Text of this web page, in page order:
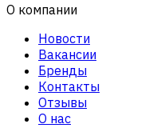
О компании
Новости
Вакансии
Бренды
Контакты
Отзывы
О нас